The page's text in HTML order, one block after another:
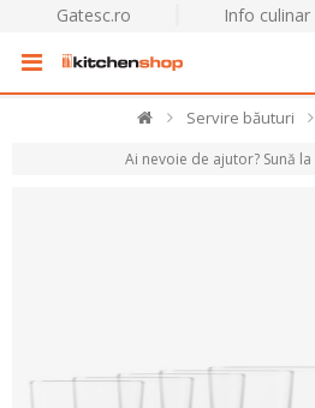
Gatesc.ro Info culinar
Servire băuturi
Ai nevoie de ajutor? Sună la